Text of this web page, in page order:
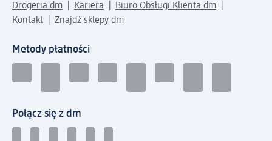
Drogeria dm Kariera
Biuro Obsługi Klienta dm
Kontakt
Znajdź sklepy dm
Metody płatności
Połącz się z dm